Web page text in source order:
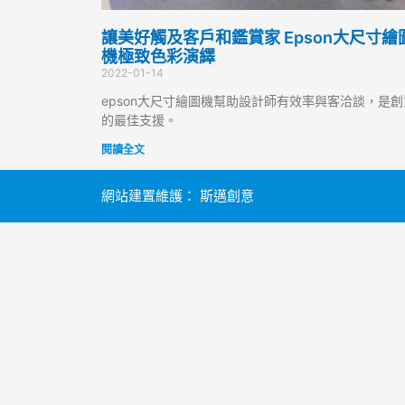
讓美好觸及客戶和鑑賞家 Epson大尺寸繪
機極致色彩演繹
2022-01-14
epson大尺寸繪圖機幫助設計師有效率與客洽談，是
的最佳支援。
閱讀全文
網站建置維護： 斯邁創意